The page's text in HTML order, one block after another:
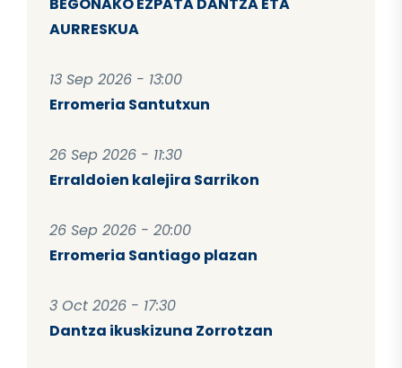
AURRESKUA
13 Sep 2026 - 13:00
Erromeria Santutxun
26 Sep 2026 - 11:30
Erraldoien kalejira Sarrikon
26 Sep 2026 - 20:00
Erromeria Santiago plazan
3 Oct 2026 - 17:30
Dantza ikuskizuna Zorrotzan